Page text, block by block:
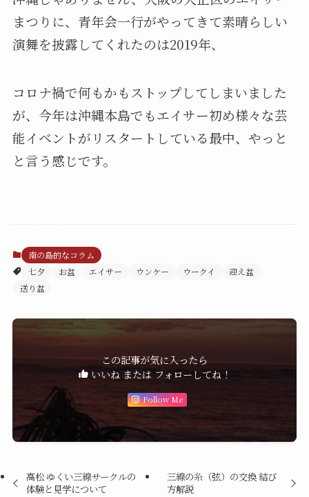
まつりに、青年会一行がやってきて素晴らしい
演舞を披露してくれたのは2019年、
コロナ禍で何もかもストップしてしまいました
が、今年は沖縄本島でもエイサー初め様々な芸
能イベントがリスタートしている最中、やっと
と言う感じです。
南の島的なコラム
七夕
お盆 エイサー ウンケー ウークイ
迎え盆
送り盆
この記事が気に入ったら
いいね または フォローしてね！
Follow Me
高松 ゆくい三線サークルの
体験と見学について
三線の糸（弦）の交換 結び
方解説